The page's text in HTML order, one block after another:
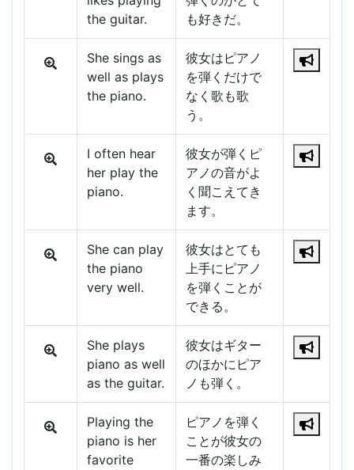
the guitar.
も好きだ。
She sings as
well as plays
the piano.
彼女はピアノ
を弾くだけで
なく歌も歌
う。
I often hear
her play the
piano.
彼女が弾くピ
アノの音がよ
く聞こえてき
ます。
She can play
the piano
very well.
彼女はとても
上手にピアノ
を弾くことが
できる。
She plays
piano as well
as the guitar.
彼女はギター
のほかにピア
ノも弾く。
Playing the
piano is her
favorite
ピアノを弾く
ことが彼女の
一番の楽しみ